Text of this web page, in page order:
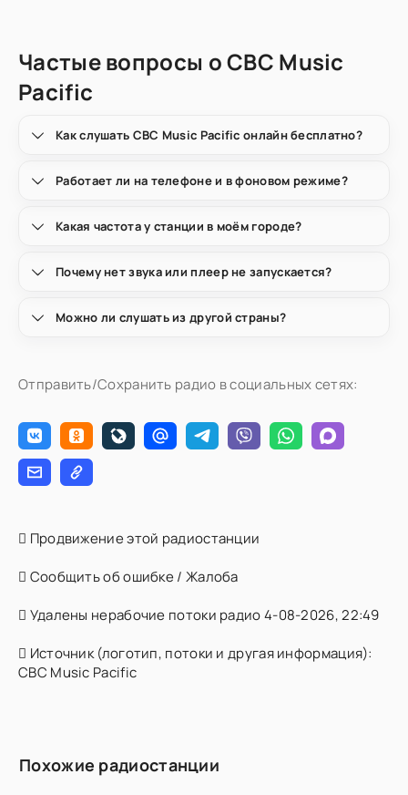
Частые вопросы о CBC Music
Pacific
Как слушать CBC Music Pacific онлайн бесплатно?
Работает ли на телефоне и в фоновом режиме?
Какая частота у станции в моём городе?
Почему нет звука или плеер не запускается?
Можно ли слушать из другой страны?
Отправить/Сохранить радио в социальных сетях:
Продвижение этой радиостанции
Сообщить об ошибке / Жалоба
Удалены нерабочие потоки радио 4-08-2026, 22:49
Источник (логотип, потоки и другая информация):
CBC Music Pacific
Похожие радиостанции